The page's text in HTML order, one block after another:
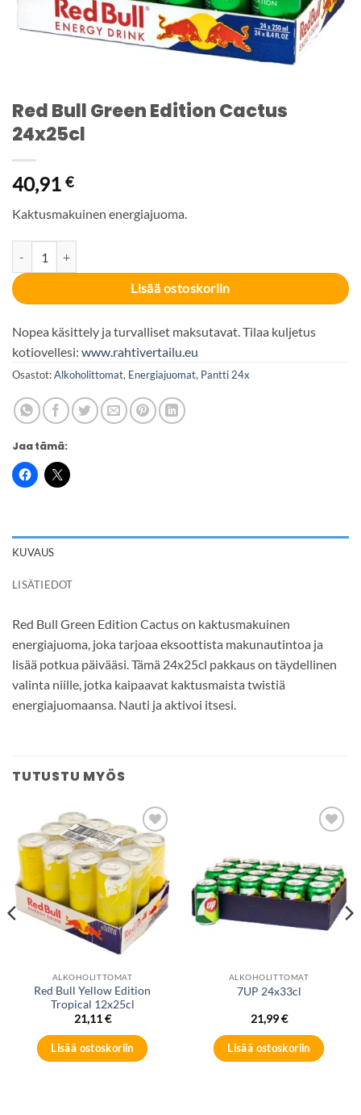
Red Bull Green Edition Cactus
24x25cl
40,91 €
Kaktusmakuinen energiajuoma.
Lisää ostoskoriin
Nopea käsittely ja turvalliset maksutavat. Tilaa kuljetus
kotiovellesi: www.rahtivertailu.eu
Osastot:Alkoholittomat, Energiajuomat, Pantti 24x
Jaa tämä:
KUVAUS
LISÄTIEDOT
Red Bull Green Edition Cactus on kaktusmakuinen
energiajuoma, joka tarjoaa eksoottista makunautintoa ja
lisää potkua päivääsi. Tämä 24x25cl pakkaus on täydellinen
valinta niille, jotka kaipaavat kaktusmaista twistiä
energiajuomaansa. Nauti ja aktivoi itsesi.
TUTUSTU MYÖS
Add to
wishlist
ALKOHOLITTOMAT
Red Bull Yellow Edition
Tropical 12x25cl
21,11€
Lisää ostoskoriin
ALKOHOLITTOMAT
7UP 24x33cl
21,99€
Lisää ostoskoriin